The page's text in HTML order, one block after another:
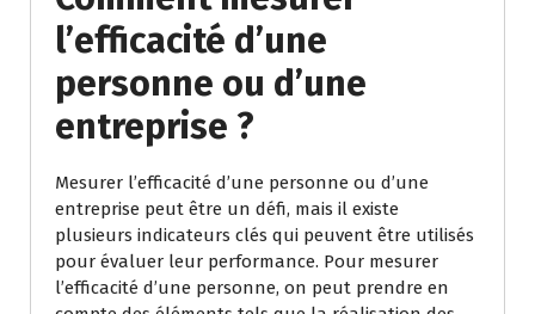
l’efficacité d’une
personne ou d’une
entreprise ?
Mesurer l’efficacité d’une personne ou d’une
entreprise peut être un défi, mais il existe
plusieurs indicateurs clés qui peuvent être utilisés
pour évaluer leur performance. Pour mesurer
l’efficacité d’une personne, on peut prendre en